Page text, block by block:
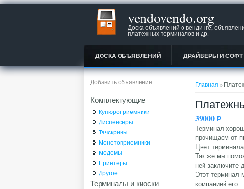
vendovendo.org
Доска объявлений о вендинге,
платежных терминалов и др.
ДОСКА ОБЪЯВЛЕНИЙ ДРАЙВЕРЫ И СОФТ
Вы здесь
Главная »
39000Ᵽ
Терминал
прочищаем от
Цвет
Так же мы
ней заключите
Этот терминал
компанией его.
Добавить объявление
Комплектующие
Купюроприемники
Диспенсеры
Тачскрины
Монетоприемники
Модемы
Принтеры
Другое
Терминалы и киоски